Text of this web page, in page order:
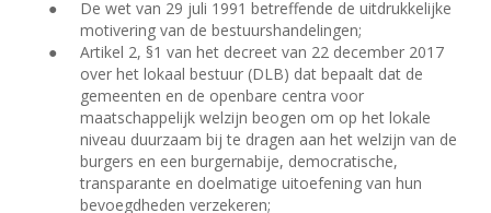
●
De wet van 29 juli 1991 betreffende de uitdrukkelijke
motivering van de bestuurshandelingen;
●
Artikel 2, §1 van het decreet van 22 december 2017
over het lokaal bestuur (DLB) dat bepaalt dat de
gemeenten en de openbare centra voor
maatschappelijk welzijn beogen om op het lokale
niveau duurzaam bij te dragen aan het welzijn van de
burgers en een burgernabije, democratische,
transparante en doelmatige uitoefening van hun
bevoegdheden verzekeren;